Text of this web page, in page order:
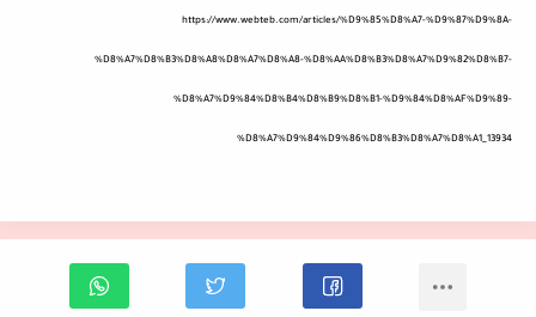
https://www.webteb.com/articles/%D9%85%D8%A7-%D9%87%D9%8A-
%D8%A7%D8%B3%D8%A8%D8%A7%D8%A8-%D8%AA%D8%B3%D8%A7%D9%82%D8%B7-
%D8%A7%D9%84%D8%B4%D8%B9%D8%B1-%D9%84%D8%AF%D9%89-
%D8%A7%D9%84%D9%86%D8%B3%D8%A7%D8%A1_13934